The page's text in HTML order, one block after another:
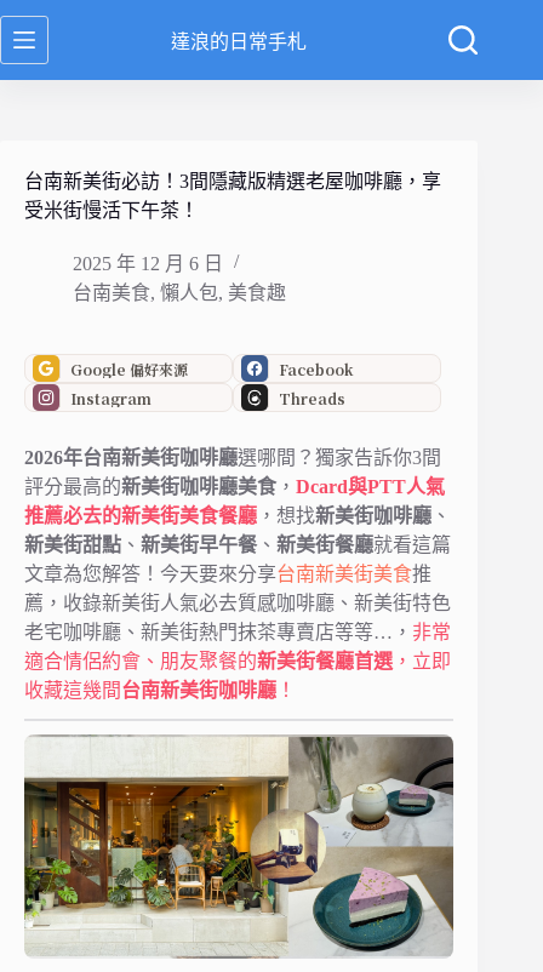
跳
至
達浪的日常手札
台南新美街必訪！3間隱藏版精選老屋咖啡廳，享
受米街慢活下午茶！
2025 年 12 月 6 日
台南美食, 懶人包, 美食趣
Google 偏好來源
Facebook
Instagram
Threads
2026年台南新美街咖啡廳選哪間？獨家告訴你3間
評分最高的新美街咖啡廳美食 ， Dcard與PTT人氣
推薦必去的新美街美食餐廳 ，想找新美街咖啡廳 、
新美街甜點 、 新美街早午餐 、 新美街餐廳就看這篇
文章為您解答！今天要來分享台南新美街美食推
薦，收錄新美街人氣必去質感咖啡廳、新美街特色
老宅咖啡廳、新美街熱門抹茶專賣店等等…， 非常
適合情侶約會、朋友聚餐的新美街餐廳首選 ，立即
收藏這幾間台南新美街咖啡廳 ！